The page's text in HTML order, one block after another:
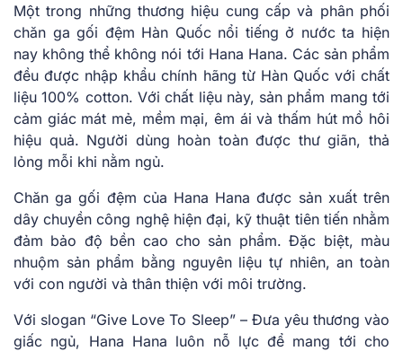
Một trong những thương hiệu cung cấp và phân phối
chăn ga gối đệm Hàn Quốc nổi tiếng ở nước ta hiện
nay không thể không nói tới Hana Hana. Các sản phẩm
đều được nhập khẩu chính hãng từ Hàn Quốc với chất
liệu 100% cotton. Với chất liệu này, sản phẩm mang tới
cảm giác mát mẻ, mềm mại, êm ái và thấm hút mồ hôi
hiệu quả. Người dùng hoàn toàn được thư giãn, thả
lỏng mỗi khi nằm ngủ.
Chăn ga gối đệm của Hana Hana được sản xuất trên
dây chuyền công nghệ hiện đại, kỹ thuật tiên tiến nhằm
đảm bảo độ bền cao cho sản phẩm. Đặc biệt, màu
nhuộm sản phẩm bằng nguyên liệu tự nhiên, an toàn
với con người và thân thiện với môi trường.
Với slogan “Give Love To Sleep” – Đưa yêu thương vào
giấc ngủ, Hana Hana luôn nỗ lực để mang tới cho